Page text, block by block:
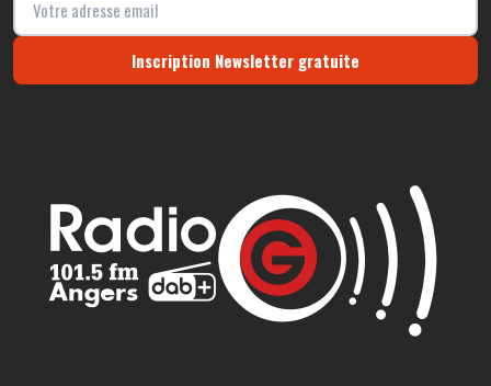
Inscription Newsletter gratuite